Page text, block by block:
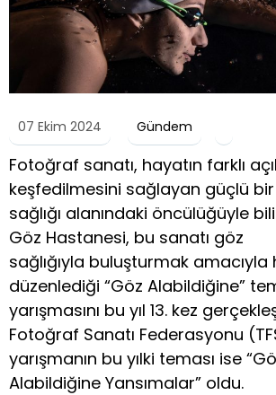
07 Ekim 2024 Gündem
Fotoğraf sanatı, hayatın farklı
keşfedilmesini sağlayan güçlü
sağlığı alanındaki öncülüğüyle
Göz Hastanesi, bu sanatı göz
sağlığıyla buluşturmak amacıyla
düzenlediği “Göz Alabildiğine”
yarışmasını bu yıl 13. kez
Fotoğraf Sanatı Federasyonu
yarışmanın bu yılki teması ise
Alabildiğine Yansımalar” oldu.